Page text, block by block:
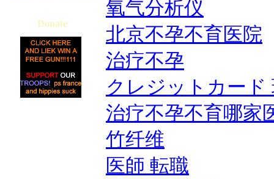
Donate
氧气分析仪
北京不孕不育医院
治疗不孕
クレジットカード
治疗不孕不育哪家
竹纤维
医師 転職